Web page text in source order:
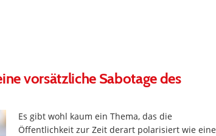
vorsätzliche Sabotage des
Es gibt wohl kaum ein Thema, das die
Öffentlichkeit zur Zeit derart polarisiert wie eine